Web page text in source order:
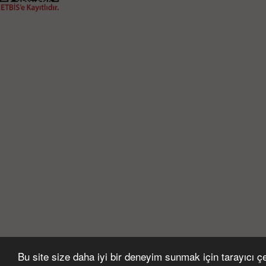
Bu site size daha iyi bir deneyim sunmak için tarayıcı